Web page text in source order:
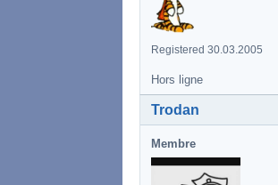
Registered 30.03.2005
Hors ligne
Trodan
Membre